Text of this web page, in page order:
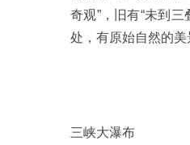
奇观”，旧有“未到
处，有原始自然的美
三峡大瀑布